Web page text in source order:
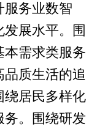
服务业数智
展水平。围
本需求类服务
质生活的追
绕居民多样化
务。围绕研发